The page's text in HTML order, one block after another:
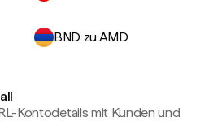
BND zu AMD
Kontodetails mit Kunden und